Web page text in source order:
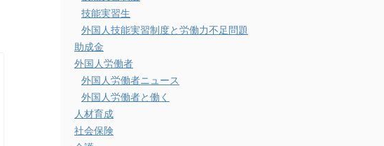
技能実習生
外国人技能実習制度と労働力不足問題
助成金
外国人労働者
外国人労働者ニュース
外国人労働者と働く
人材育成
社会保険